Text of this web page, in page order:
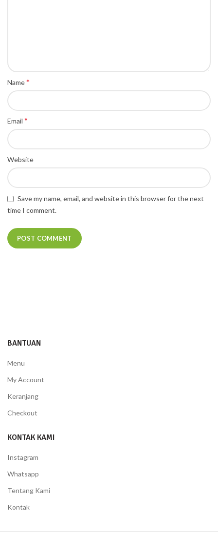
Name*
Email *
Website
Save my name, email, and website in this browser for the next
time I comment.
BANTUAN
Menu
My Account
Keranjang
Checkout
KONTAK KAMI
Instagram
Whatsapp
Tentang Kami
Kontak